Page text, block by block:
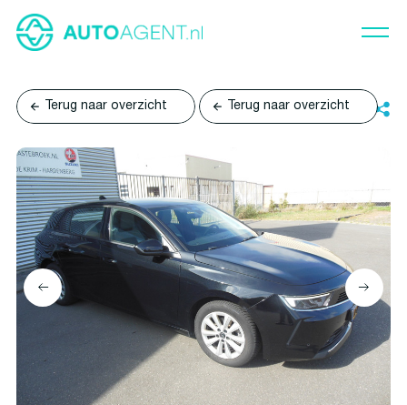
Terug naar overzicht Terug naar overzicht